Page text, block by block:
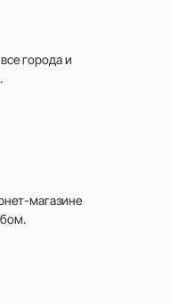
городаи
магазине